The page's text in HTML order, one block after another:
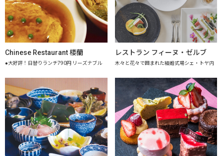
Chinese Restaurant 楼蘭
●大好評！日替りランチ790円 リーズナブル
レストラン フィーヌ・ゼルブ
木々と花々で囲まれた結婚式場シェ・トヤ内